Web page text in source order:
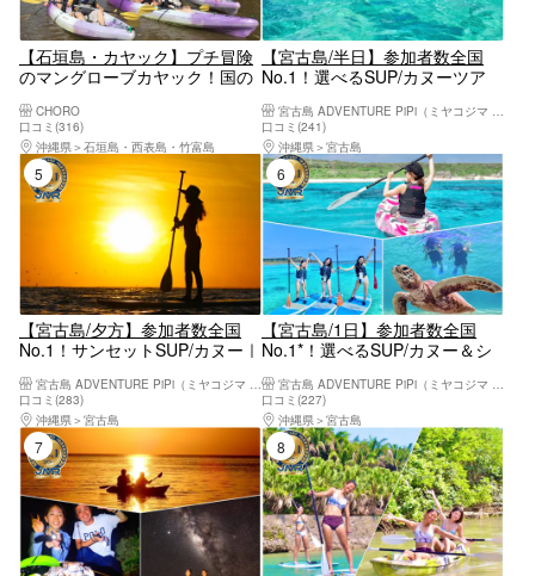
【石垣島・カヤック】プチ冒険
のマングローブカヤック！国の
撮影付き）
CHORO
口コミ(316)
沖縄県
石垣島・西表島・竹富島
【宮古島/半日】参加者数全国
No.1！選べるSUP/カヌーツア
う！高画質写真・送迎・機材込
み＜予約特典あり＞
口コミ(241)
沖縄県
宮古島
5位
【宮古島/夕方】参加者数全国
No.1！サンセットSUP/カヌー｜
込み＜予約特典あり＞
宮古島 ADVENTURE PiPi（ミヤコジマ アドベンチャー ピピ）
口コミ(283)
沖縄県
宮古島
6位
【宮古島/1日】参加者数全国
No.1*！選べるSUP/カヌー＆シ
送迎・機材込み
宮古島 ADVENTURE PiPi（ミヤコジマ アドベンチャー ピピ）
口コミ(227)
沖縄県
宮古島
7位 8位